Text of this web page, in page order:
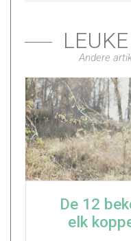
Andere
De 12
elk